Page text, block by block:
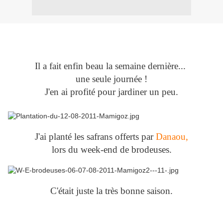
Il a fait enfin beau la semaine dernière...
une seule journée !
J'en ai profité pour jardiner un peu.
J'ai planté les safrans offerts parDanaou,
lors du week-end de brodeuses.
C'était juste la très bonne saison.